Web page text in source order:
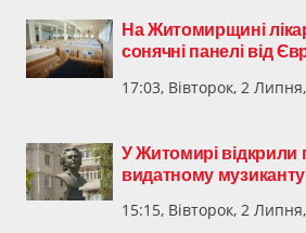
На Житомирщині
сонячні панелі від
17:03, Вівторок, 2
У Житомирі відкрили
видатному музиканту
15:15, Вівторок, 2